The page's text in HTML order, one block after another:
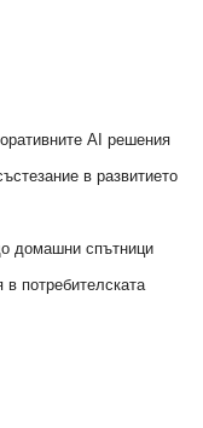
AI решения
в развитието
домашни спътници
потребителската